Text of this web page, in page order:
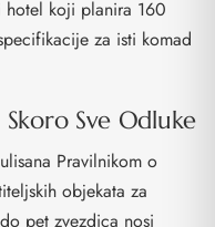
koji planira 160
za isti komad
Sve Odluke
Pravilnikom o
objekata za
pet zvezdica nosi